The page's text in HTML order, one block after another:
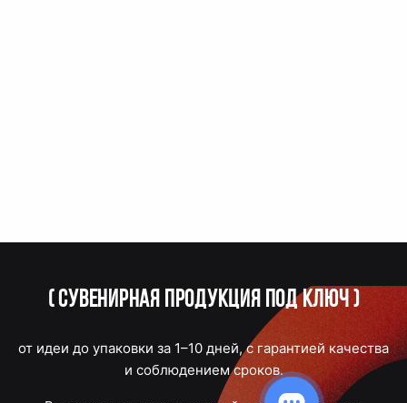
(Сувенирная продукция под ключ)
от идеи до упаковки за 1–10 дней, с гарантией качества
и соблюдением сроков.